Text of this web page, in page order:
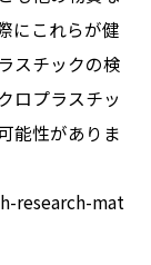
にこれらが健
スチックの検
ロプラスチッ
能性がありま
research-mat